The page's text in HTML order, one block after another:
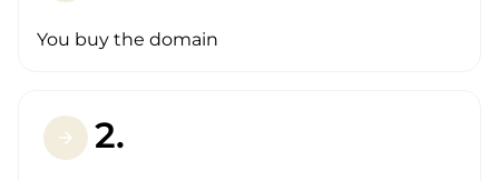
You buy the domain
arrow_forward 2.